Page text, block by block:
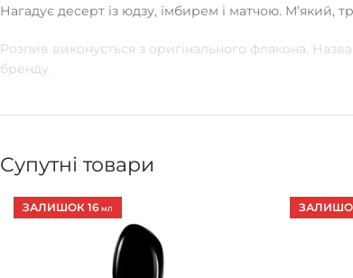
Нагадує десерт із юдзу, імбирем і матчою. Мʼякий,
Розпив виконується з оригінального флакона.
бренду.
Супутні товари
ЗАЛИШОК 16 МЛ